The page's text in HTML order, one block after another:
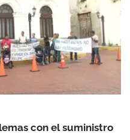
con el suministro